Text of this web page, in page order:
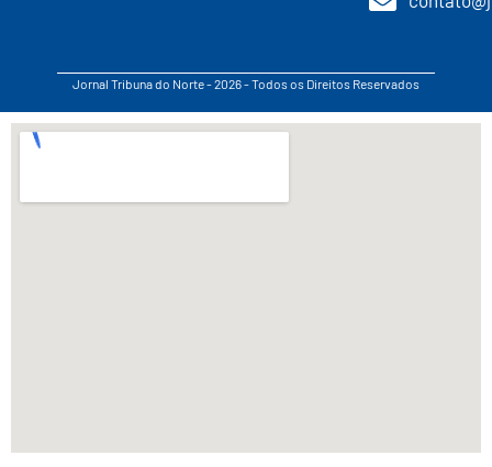
Jornal Tribuna do Norte - 2026 - Todos os Direitos Reservados